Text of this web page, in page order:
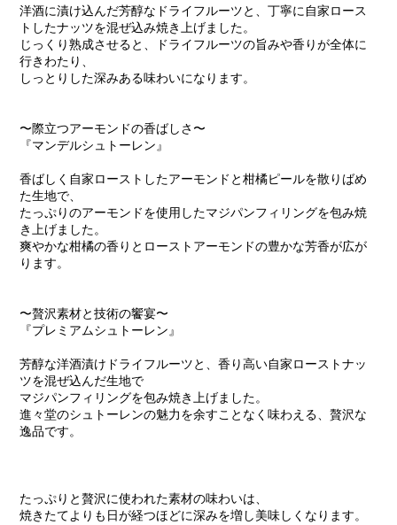
洋酒に漬け込んだ芳醇なドライフルーツと、丁寧に自家ロース
トしたナッツを混ぜ込み焼き上げました。
じっくり熟成させると、ドライフルーツの旨みや香りが全体に
行きわたり、
しっとりした深みある味わいになります。
〜際立つアーモンドの香ばしさ〜
『マンデルシュトーレン』
香ばしく自家ローストしたアーモンドと柑橘ピールを散りばめ
た生地で、
たっぷりのアーモンドを使用したマジパンフィリングを包み焼
き上げました。
爽やかな柑橘の香りとローストアーモンドの豊かな芳香が広が
ります。
〜贅沢素材と技術の饗宴〜
『プレミアムシュトーレン』
芳醇な洋酒漬けドライフルーツと、香り高い自家ローストナッ
ツを混ぜ込んだ生地で
マジパンフィリングを包み焼き上げました。
進々堂のシュトーレンの魅力を余すことなく味わえる、贅沢な
逸品です。
たっぷりと贅沢に使われた素材の味わいは、
焼きたてよりも日が経つほどに深みを増し美味しくなります。